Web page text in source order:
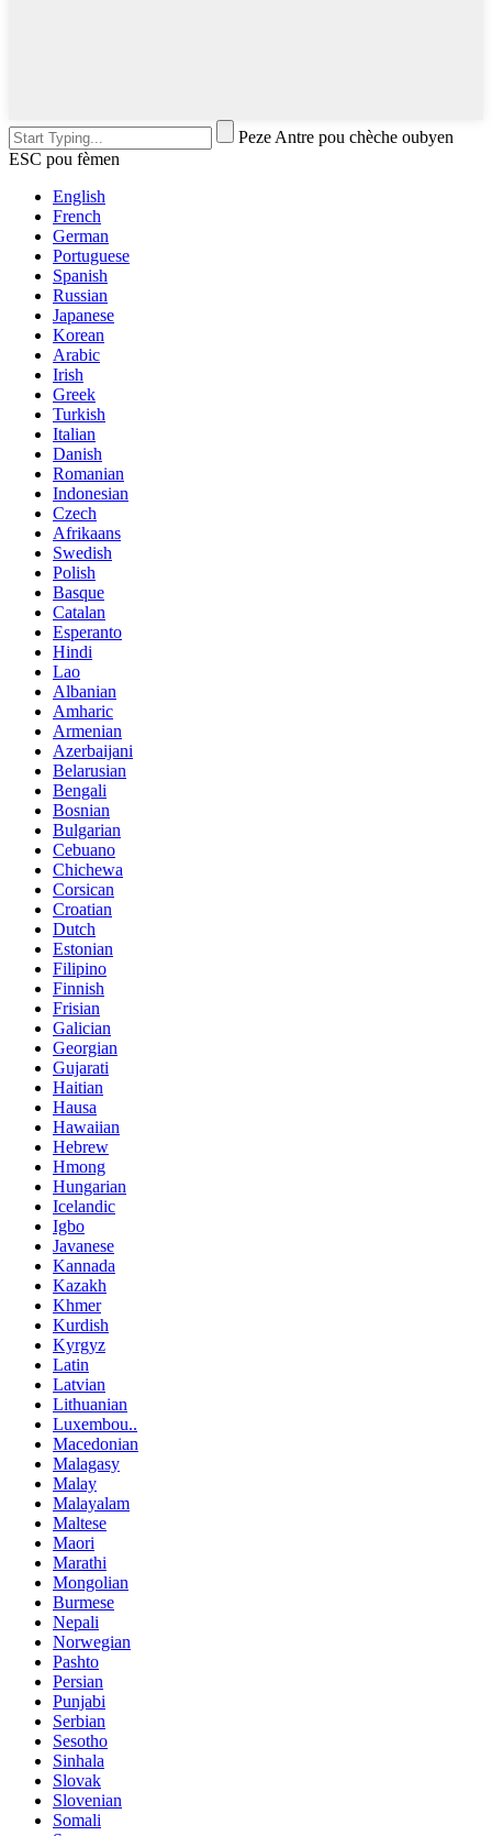
Peze Antre pou chèche oubyen
ESC pou fèmen
English
French
German
Portuguese
Spanish
Russian
Japanese
Korean
Arabic
Irish
Greek
Turkish
Italian
Danish
Romanian
Indonesian
Czech
Afrikaans
Swedish
Polish
Basque
Catalan
Esperanto
Hindi
Lao
Albanian
Amharic
Armenian
Azerbaijani
Belarusian
Bengali
Bosnian
Bulgarian
Cebuano
Chichewa
Corsican
Croatian
Dutch
Estonian
Filipino
Finnish
Frisian
Galician
Georgian
Gujarati
Haitian
Hausa
Hawaiian
Hebrew
Hmong
Hungarian
Icelandic
Igbo
Javanese
Kannada
Kazakh
Khmer
Kurdish
Kyrgyz
Latin
Latvian
Lithuanian
Luxembou..
Macedonian
Malagasy
Malay
Malayalam
Maltese
Maori
Marathi
Mongolian
Burmese
Nepali
Norwegian
Pashto
Persian
Punjabi
Serbian
Sesotho
Sinhala
Slovak
Slovenian
Somali